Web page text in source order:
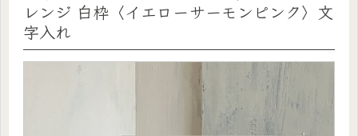
レンジ 白枠〈イエローサーモンピンク〉文
字入れ